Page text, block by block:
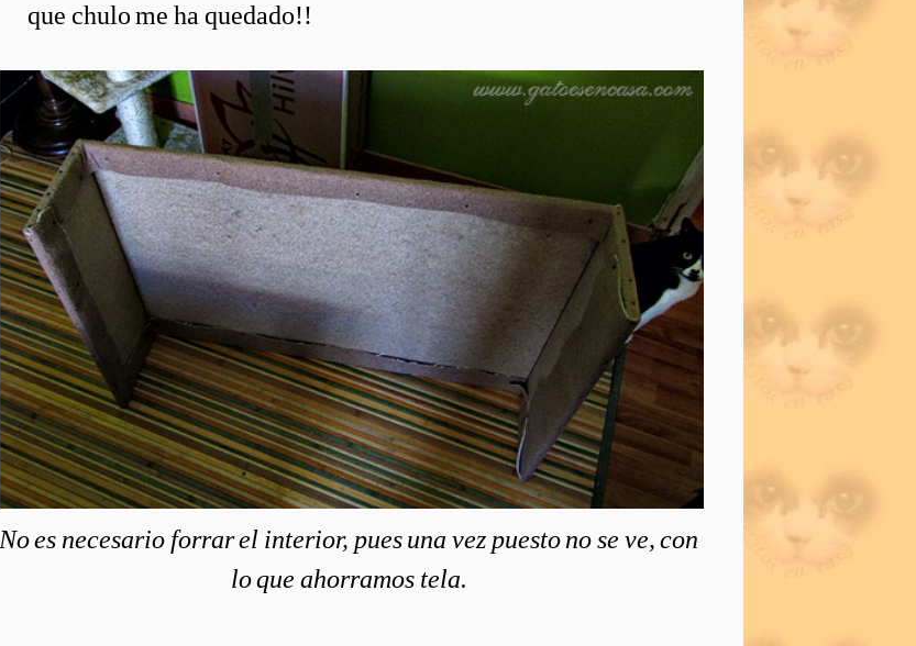
que chulo me ha quedado!!
No es necesario forrar el interior, pues una vez puesto no se ve, con
lo que ahorramos tela.